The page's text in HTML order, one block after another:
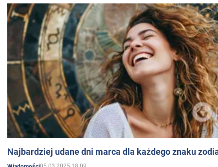
Najbardziej udane dni marca dla każdego znaku